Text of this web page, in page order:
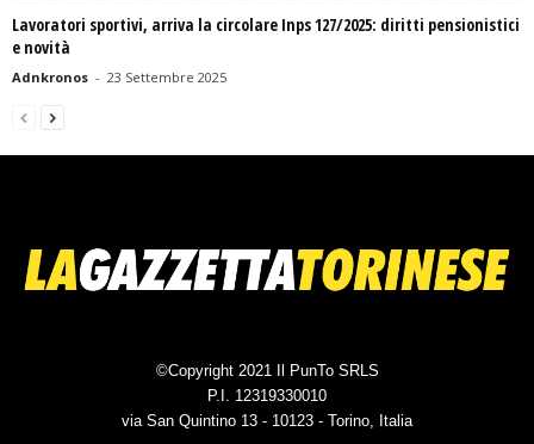
Lavoratori sportivi, arriva la circolare Inps 127/2025: diritti pensionistici
e novità
Adnkronos - 23 Settembre 2025
©Copyright 2021 Il PunTo SRLS
P.I. 12319330010
via San Quintino 13 - 10123 - Torino, Italia